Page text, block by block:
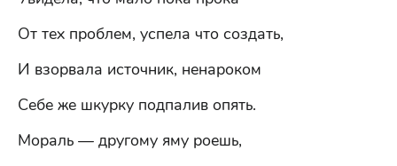
От тех проблем, успела что создать,
И взорвала источник, ненароком
Себе же шкурку подпалив опять.
Мораль — другому яму роешь,